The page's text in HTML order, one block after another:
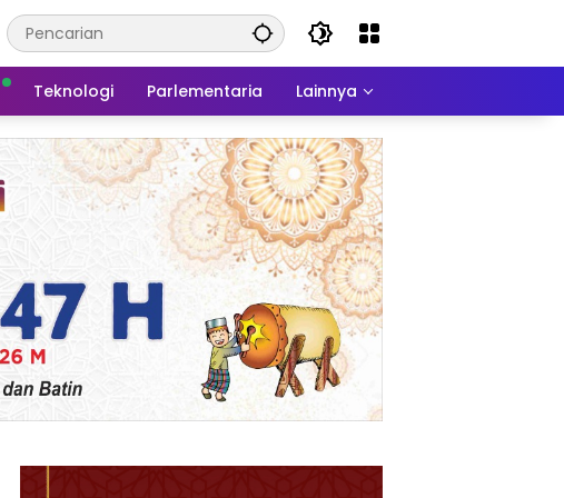
Teknologi Parlementaria Lainnya